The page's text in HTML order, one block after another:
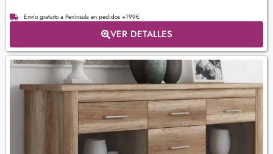
Envío gratuito a Península en pedidos +199€
VER DETALLES